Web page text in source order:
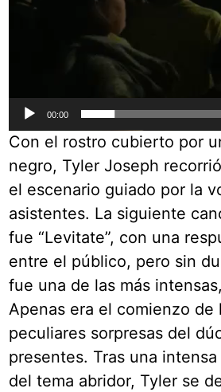
00:00
Con el rostro cubierto por
negro, Tyler Joseph
el escenario guiado por la
asistentes. La siguiente
fue “Levitate”, con una
entre el público, pero sin
fue una de las más
Apenas era el comienzo de
peculiares sorpresas del
presentes. Tras una
del tema abridor, Tyler se